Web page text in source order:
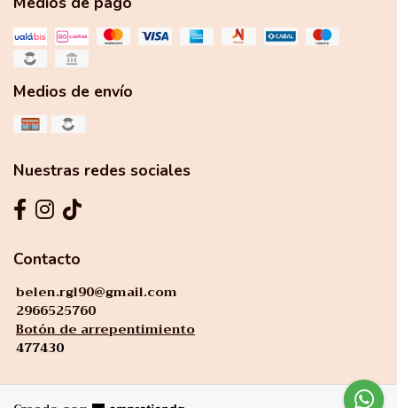
Medios de envío
Nuestras redes sociales
Contacto
belen.rgl90@gmail.com
2966525760
Botón de arrepentimiento
477430